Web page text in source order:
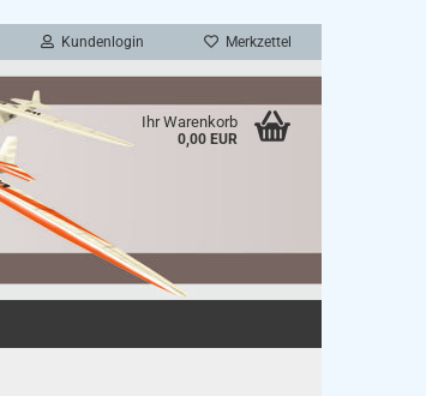
Kundenlogin Merkzettel
Ihr Warenkorb
0,00 EUR